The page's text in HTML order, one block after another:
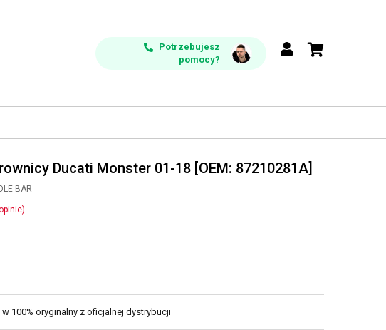
Potrzebujesz
pomocy?
Ducati Monster 01-18 [OEM: 87210281A]
BAR
100% oryginalny z oficjalnej dystrybucji